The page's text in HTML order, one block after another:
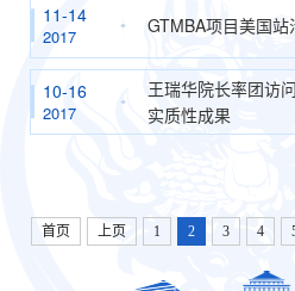
11-14
2017 GTMBA项目美国
10-16
2017
王瑞华院长率团访
实质性成果
首页 上页 1 2 3 4